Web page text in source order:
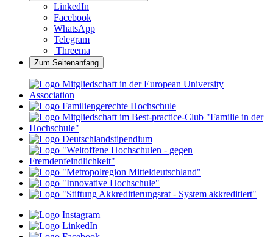
LinkedIn
Facebook
WhatsApp
Telegram
Threema
Zum Seitenanfang